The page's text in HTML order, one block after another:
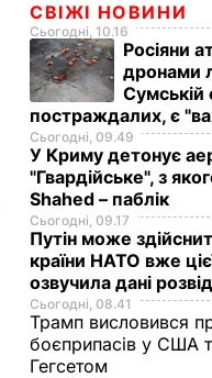
СВІЖІ НОВИНИ
Сьогодні, 10.16
Росіяни
дронами
Сумській
постраждалих, є
Сьогодні, 09.49
У Криму детонує
"Гвардійське", з
Shahed – паблік
Сьогодні, 09.17
Путін може
країни НАТО вже
озвучила дані
Сьогодні, 08.41
Трамп висловився
боєприпасів у США
Гегсетом